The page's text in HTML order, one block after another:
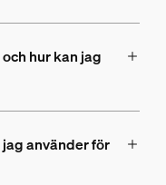
hur kan jag
använder för